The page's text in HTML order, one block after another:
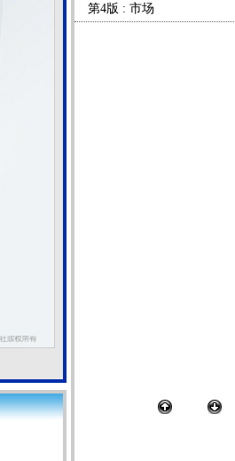
第4版 : 市场